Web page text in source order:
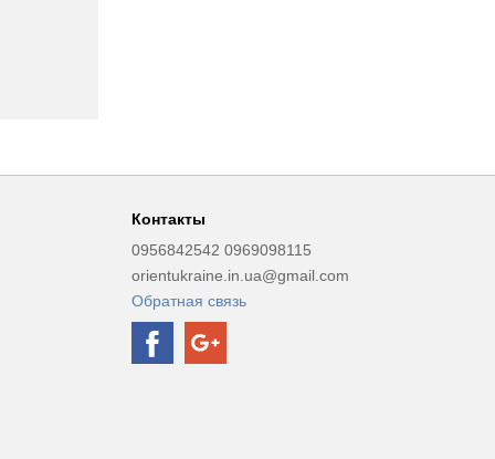
Контакты
0956842542 0969098115
orientukraine.in.ua@gmail.com
Обратная связь